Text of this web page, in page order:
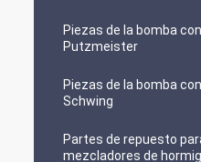
Piezas de la bomba
Putzmeister
Piezas de la bomba
Schwing
Partes de repuesto
mezcladores de